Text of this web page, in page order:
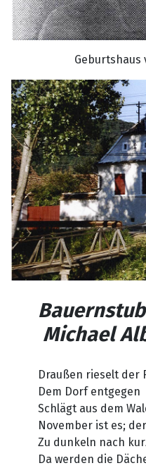
Geburtshaus
Michael
Draußen rieselt der
Dem Dorf entgegen
Schlägt aus dem
November ist es;
Zu dunkeln nach
Da werden die